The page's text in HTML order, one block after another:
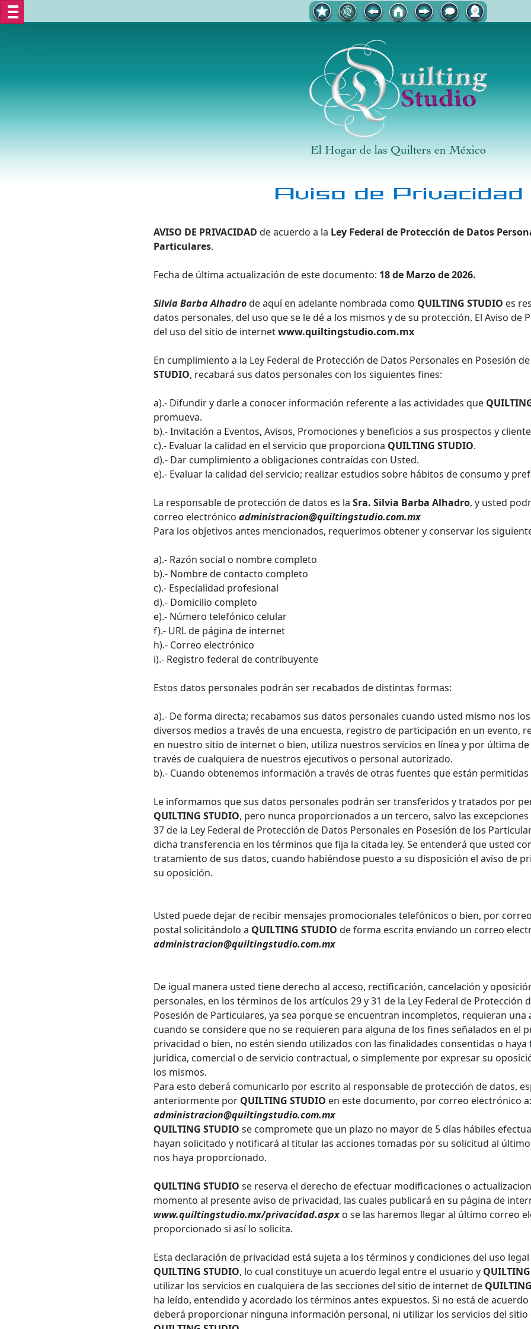
El Hogar de las Quilters en México
Aviso de Privacidad
AVISO DE PRIVACIDAD de acuerdo a la Ley Federal de Protección de Datos
Particulares.
Fecha de última actualización de este documento: 18 de Marzo de 2026.
Silvia Barba Alhadrode aquí en adelante nombrada como QUILTING STUDIO es
datos personales, del uso que se le dé a los mismos y de su protección. El Aviso de
del uso del sitio de internetwww.quiltingstudio.com.mx
En cumplimiento a la Ley Federal de Protección de Datos Personales en Posesión
STUDIO, recabará sus datos personales con los siguientes fines:
a).- Difundir y darle a conocer información referente a las actividades que
promueva.
b).- Invitación a Eventos, Avisos, Promociones y beneficios a sus prospectos y
c).- Evaluar la calidad en el servicio que proporciona QUILTING STUDIO.
d).- Dar cumplimiento a obligaciones contraídas con Usted.
e).- Evaluar la calidad del servicio; realizar estudios sobre hábitos de consumo y
La responsable de protección de datos es la Sra. Silvia Barba Alhadro, y usted
correo electrónico administracion@quiltingstudio.com.mx
Para los objetivos antes mencionados, requerimos obtener y conservar los
a).- Razón social o nombre completo
b).- Nombre de contacto completo
c).- Especialidad profesional
d).- Domicilio completo
e).- Número telefónico celular
f).- URL de página de internet
h).- Correo electrónico
i).- Registro federal de contribuyente
Estos datos personales podrán ser recabados de distintas formas:
a).- De forma directa; recabamos sus datos personales cuando usted mismo nos
diversos medios a través de una encuesta, registro de participación en un evento,
en nuestro sitio de internet o bien, utiliza nuestros servicios en línea y por última
través de cualquiera de nuestros ejecutivos o personal autorizado.
b).- Cuando obtenemos información a través de otras fuentes que están permitidas
Le informamos que sus datos personales podrán ser transferidos y tratados por
QUILTING STUDIO, pero nunca proporcionados a un tercero, salvo las
37 de la Ley Federal de Protección de Datos Personales en Posesión de los
dicha transferencia en los términos que fija la citada ley. Se entenderá que usted
tratamiento de sus datos, cuando habiéndose puesto a su disposición el aviso de
su oposición.
Usted puede dejar de recibir mensajes promocionales telefónicos o bien, por
postal solicitándolo a QUILTING STUDIO de forma escrita enviando un correo
administracion@quiltingstudio.com.mx
De igual manera usted tiene derecho al acceso, rectificación, cancelación y
personales, en los términos de los artículos 29 y 31 de la Ley Federal de Protección
Posesión de Particulares, ya sea porque se encuentran incompletos, requieran una
cuando se considere que no se requieren para alguna de los fines señalados en el
privacidad o bien, no estén siendo utilizados con las finalidades consentidas o
jurídica, comercial o de servicio contractual, o simplemente por expresar su
los mismos.
Para esto deberá comunicarlo por escrito al responsable de protección de datos,
anteriormente por QUILTING STUDIO en este documento, por correo electrónico a:
administracion@quiltingstudio.com.mx
QUILTING STUDIO se compromete que un plazo no mayor de 5 días hábiles
hayan solicitado y notificará al titular las acciones tomadas por su solicitud al
nos haya proporcionado.
QUILTING STUDIO se reserva el derecho de efectuar modificaciones o
momento al presente aviso de privacidad, las cuales publicará en su página de
www.quiltingstudio.mx/privacidad.aspx o se las haremos llegar al último correo
proporcionado si así lo solicita.
Esta declaración de privacidad está sujeta a los términos y condiciones del uso
QUILTING STUDIO, lo cual constituye un acuerdo legal entre el usuario y
utilizar los servicios en cualquiera de las secciones del sitio de internet de
ha leído, entendido y acordado los términos antes expuestos. Si no está de
deberá proporcionar ninguna información personal, ni utilizar los servicios del